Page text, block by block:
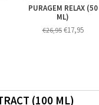
PURAGEM RELAX (50
ML)
€26,95€17,95
(100 ML)